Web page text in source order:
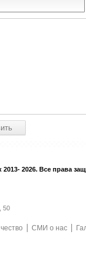
2026. Все права
50
СМИ о нас